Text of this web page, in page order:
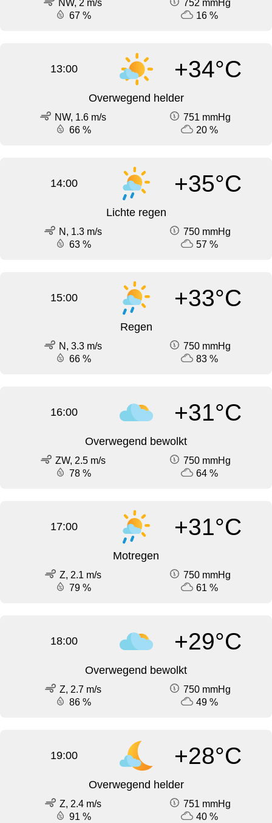
NW, 2 m/s
752 mmHg
67 %
16 %
13:00 +34°C
Overwegend helder
NW, 1.6 m/s
751 mmHg
66 %
20 %
14:00 +35°C
Lichte regen
N, 1.3 m/s
750 mmHg
63 %
57 %
15:00 +33°C
Regen
N, 3.3 m/s
750 mmHg
66 %
83 %
16:00 +31°C
Overwegend bewolkt
ZW, 2.5 m/s
750 mmHg
78 %
64 %
17:00 +31°C
Motregen
Z, 2.1 m/s
750 mmHg
79 %
61 %
18:00 +29°C
Overwegend bewolkt
Z, 2.7 m/s
750 mmHg
86 %
49 %
19:00 +28°C
Overwegend helder
Z, 2.4 m/s
751 mmHg
91 %
40 %